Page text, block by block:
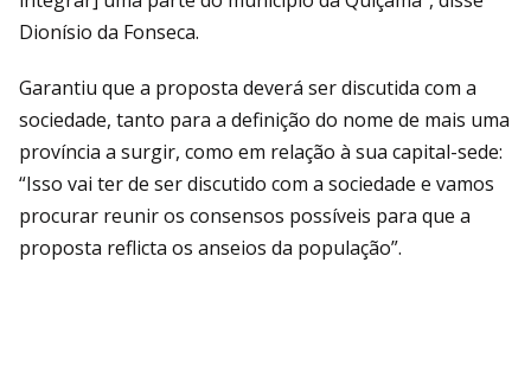
Dionísio da Fonseca.
Garantiu que a proposta deverá ser discutida com a
sociedade, tanto para a definição do nome de mais uma
província a surgir, como em relação à sua capital-sede:
“Isso vai ter de ser discutido com a sociedade e vamos
procurar reunir os consensos possíveis para que a
proposta reflicta os anseios da população”.